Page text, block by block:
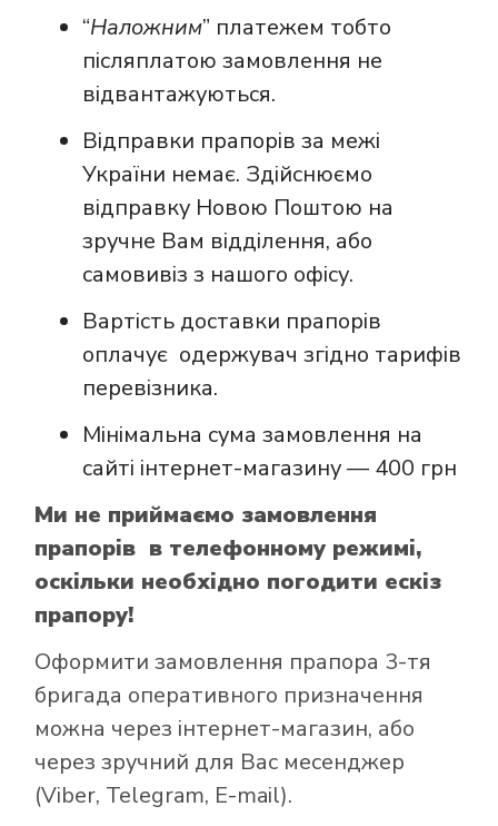
“Наложним” платежем тобто
післяплатою замовлення не
відвантажуються.
Відправки прапорів за межі
України немає. Здійснюємо
відправку Новою Поштою на
зручне Вам відділення, або
самовивіз з нашого офісу.
Вартість доставки прапорів
оплачує одержувач згідно тарифів
перевізника.
Мінімальна сума замовлення на
сайті інтернет-магазину — 400 грн
Ми не приймаємо замовлення
прапорів в телефонному режимі,
оскільки необхідно погодити ескіз
прапору!
Оформити замовлення прапора 3-тя
бригада оперативного призначення
можна через інтернет-магазин, або
через зручний для Вас месенджер
(Viber, Telegram, E-mail).